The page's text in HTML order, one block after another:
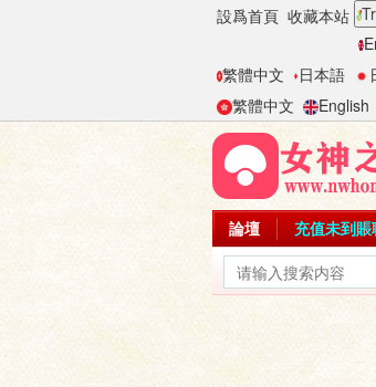
設爲首頁 收藏本站
繁體中文
日本語
繁體中文
English
論壇 充值未到賬